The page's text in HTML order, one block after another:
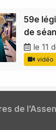
59e
de
le 11
vidéo
de